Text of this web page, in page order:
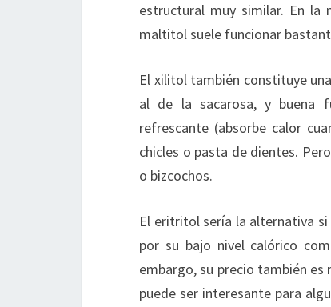
estructural muy similar. En la
maltitol suele funcionar
El xilitol también constituye
al de la sacarosa, y buena
refrescante (absorbe calor
chicles o pasta de dientes.
o bizcochos.
El eritritol sería la alternativa
por su bajo nivel calórico
embargo, su precio también
puede ser interesante para